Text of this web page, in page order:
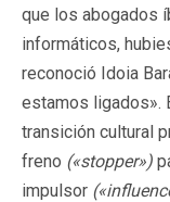
que los abogados
informáticos,
reconoció Idoia
estamos ligados».
transición cultural
freno («stopper»)
impulsor